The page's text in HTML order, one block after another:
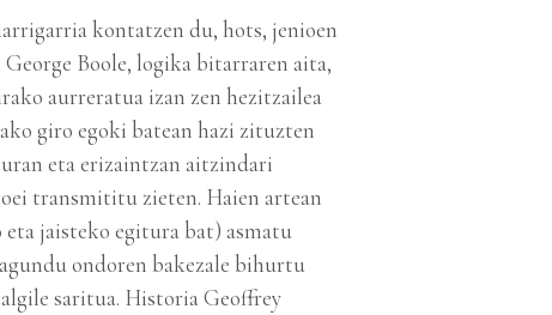
kontatzen du, hots, jenioen
Boole, logika bitarraren aita,
aurreratua izan zen hezitzailea
giro egoki batean hazi zituzten
eta erizaintzan aitzindari
transmititu zieten. Haien artean
eta jaisteko egitura bat) asmatu
ondoren bakezale bihurtu
saritua. Historia Geoffrey